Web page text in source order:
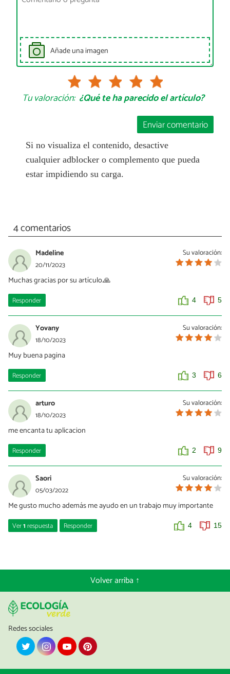
Añade una imagen
Tu valoración: ¿Qué te ha parecido el artículo?
Enviar comentario
Si no visualiza el contenido, desactive
cualquier adblocker o complemento que pueda
estar impidiendo su carga.
4 comentarios
Su valoración:
Madeline
20/11/2023
Muchas gracias por su artículo.🙏
Responder 4 5
Su valoración:
Yovany
18/10/2023
Muy buena pagina
Responder 3 6
Su valoración:
arturo
18/10/2023
me encanta tu aplicacion
Responder 2 9
Su valoración:
Saori
05/03/2022
Me gusto mucho además me ayudo en un trabajo muy importante
Ver1respuesta Responder 4 15
muy interesante además a mi tambien me ayudo mucho para un
Volver arriba ↑
Redes sociales